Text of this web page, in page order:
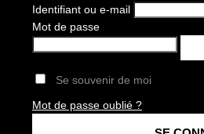
Identifiant ou e-mail
Mot de passe
Se souvenir de moi
Mot de passe oublié ?